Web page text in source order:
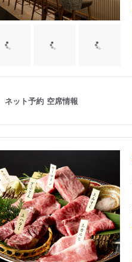
ネット予約 空席情報